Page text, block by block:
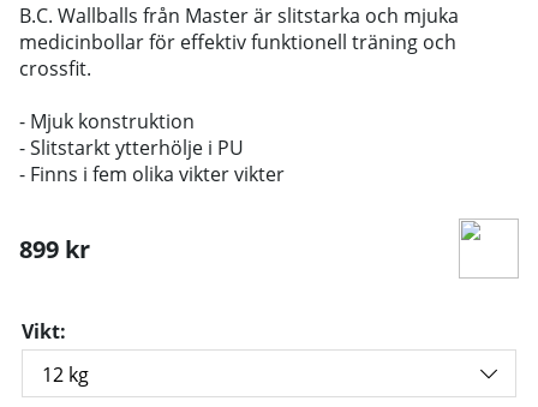
B.C. Wallballs från Master är slitstarka och mjuka
medicinbollar för effektiv funktionell träning och
crossfit.
- Mjuk konstruktion
- Slitstarkt ytterhölje i PU
- Finns i fem olika vikter vikter
899 kr
Vikt: